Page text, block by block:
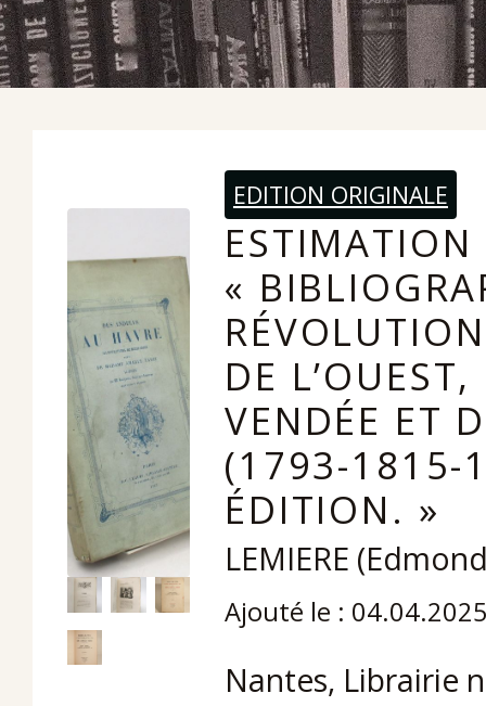
EDITION ORIGINALE
«
DE
VENDÉE ET
(1793-1815-
ÉDITION. »
LEMIERE
Ajouté le :
Nantes, Librairie